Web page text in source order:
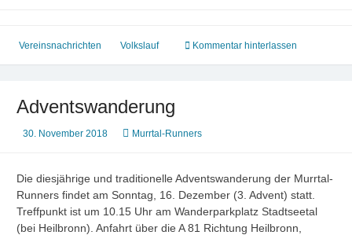
Vereinsnachrichten Volkslauf Kommentar hinterlassen
Adventswanderung
30. November 2018 Murrtal-Runners
Die diesjährige und traditionelle Adventswanderung der Murrtal-
Runners findet am Sonntag, 16. Dezember (3. Advent) statt.
Treffpunkt ist um 10.15 Uhr am Wanderparkplatz Stadtseetal
(bei Heilbronn). Anfahrt über die A 81 Richtung Heilbronn,